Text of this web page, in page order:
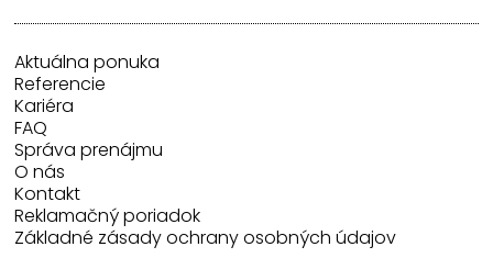
Aktuálna ponuka
Referencie
Kariéra
FAQ
Správa prenájmu
O nás
Kontakt
Reklamačný poriadok
Základné zásady ochrany osobných údajov